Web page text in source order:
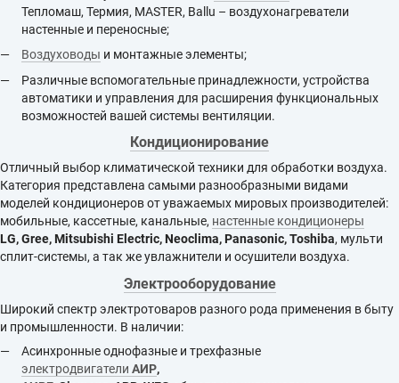
Тепломаш, Термия, MASTER, Ballu – воздухонагреватели
настенные и переносные;
Воздуховоды и монтажные элементы;
Различные вспомогательные принадлежности, устройства
автоматики и управления для расширения функциональных
возможностей вашей системы вентиляции.
Кондиционирование
Отличный выбор климатической техники для обработки воздуха.
Категория представлена самыми разнообразными видами
моделей кондиционеров от уважаемых мировых производителей:
мобильные, кассетные, канальные, настенные кондиционеры
LG,Gree,Mitsubishi Electric, Neoclima,Panasonic,Toshiba, мульти
сплит-системы, а так же увлажнители и осушители воздуха.
Электрооборудование
Широкий спектр электротоваров разного рода применения в быту
и промышленности. В наличии:
Асинхронные однофазные и трехфазные
электродвигатели АИР,